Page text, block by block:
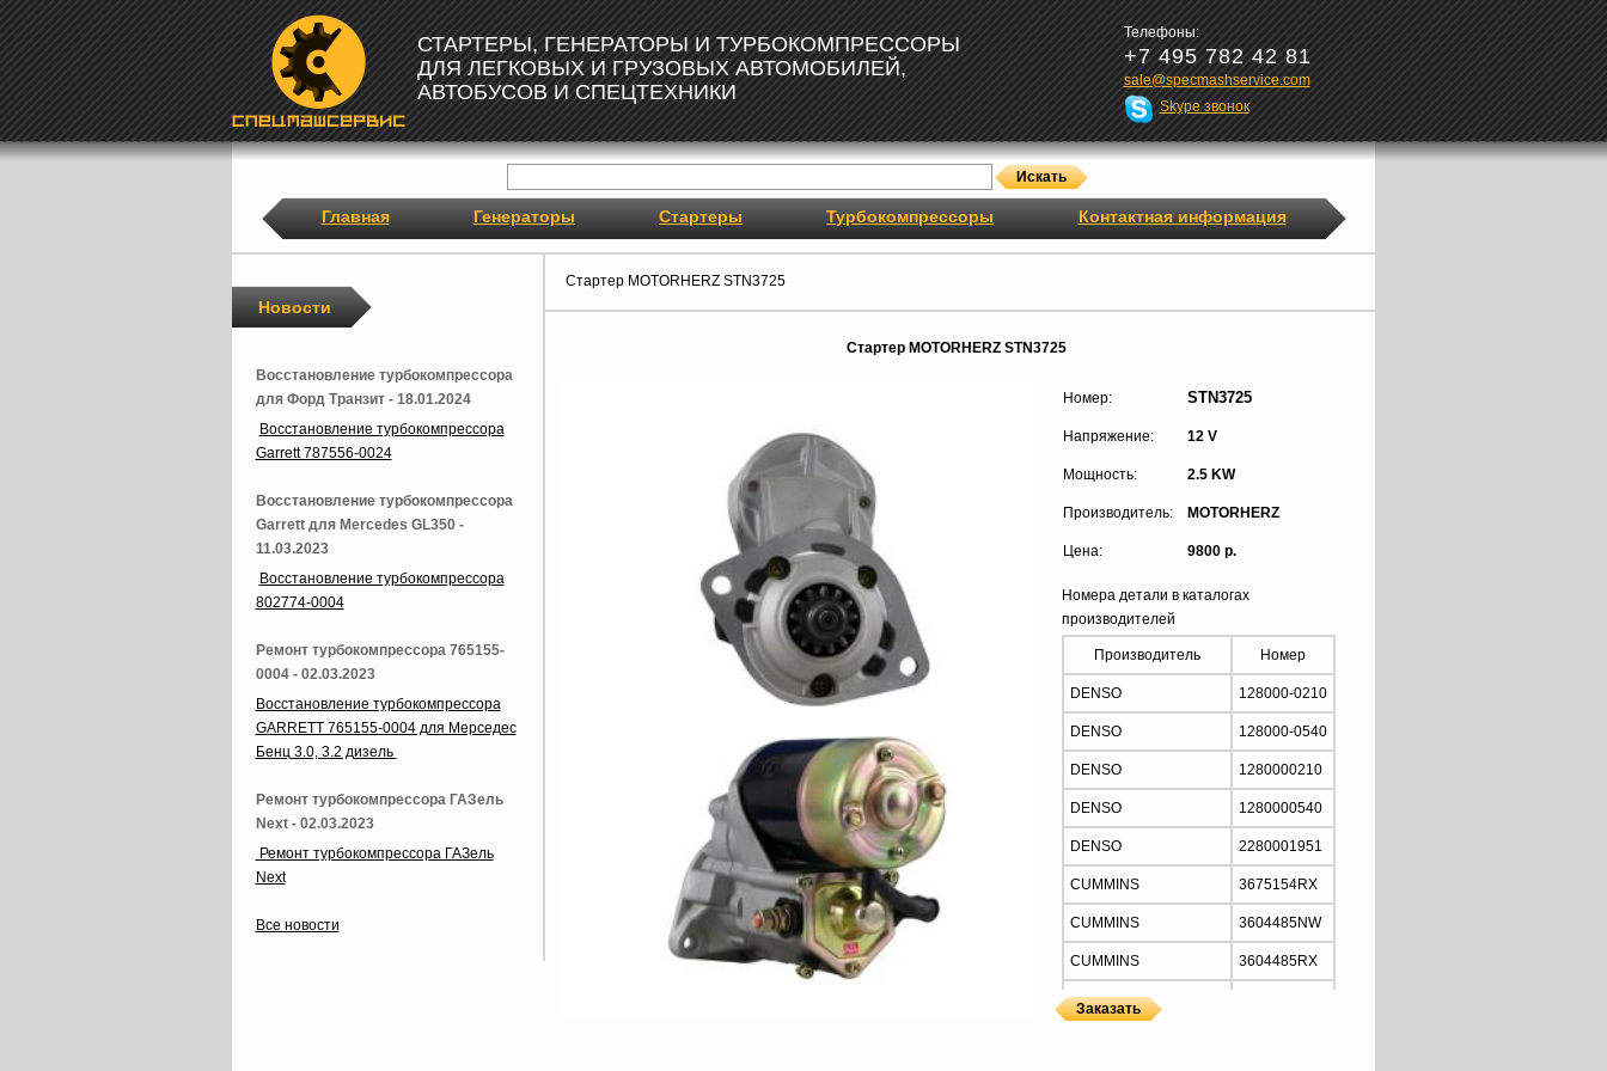
СТАРТЕРЫ, ГЕНЕРАТОРЫ И ТУРБОКОМПРЕССОРЫ
ДЛЯ ЛЕГКОВЫХ И ГРУЗОВЫХ АВТОМОБИЛЕЙ,
АВТОБУСОВ И СПЕЦТЕХНИКИ
Телефоны:
+7 495 782 42 81
sale@specmashservice.com
Skype звонок
Главная Генераторы Стартеры Турбокомпрессоры Контактная информация
Стартер MOTORHERZ STN3725
Стартер MOTORHERZ STN3725
Номер: STN3725
Напряжение: 12 V
Мощность: 2.5 KW
Производитель: MOTORHERZ
Цена: 9800 р.
Номера детали в каталогах
производителей
Производитель Номер
DENSO 128000-0210
DENSO 128000-0540
DENSO 1280000210
DENSO 1280000540
DENSO 2280001951
CUMMINS 3675154RX
CUMMINS 3604485NW
CUMMINS 3604485RX
CUMMINS
Новости
Восстановление турбокомпрессора
для Форд Транзит - 18.01.2024
Восстановление турбокомпрессора
Garrett 787556-0024
Восстановление турбокомпрессора
Garrett для Mercedes GL350 -
11.03.2023
Восстановление турбокомпрессора
802774-0004
Ремонт турбокомпрессора 765155-
0004 - 02.03.2023
Восстановление турбокомпрессора
GARRETT 765155-0004 для Мерседес
Бенц 3.0, 3.2 дизель
Ремонт турбокомпрессора ГАЗель
Next - 02.03.2023
Ремонт турбокомпрессора ГАЗель
Next
Все новости